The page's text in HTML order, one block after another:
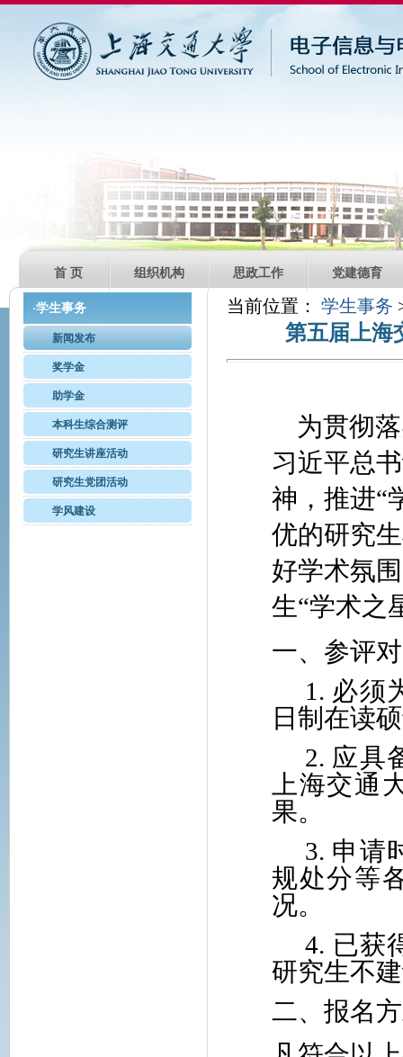
首 页 组织机构 思政工作 党建德育
·学生事务
新闻发布
奖学金
助学金
本科生综合测评
研究生讲座活动
研究生党团活动
学风建设
当前位置：学生事务
第五届上海
为贯彻落
习近平总
神，推进“
优的研究
好学术氛
生“学术之
一、参评
1. 必须
日制在读
2. 应具
上海交通
果。
3. 申请
规处分等
况。
4. 已获
研究生不
二、报名